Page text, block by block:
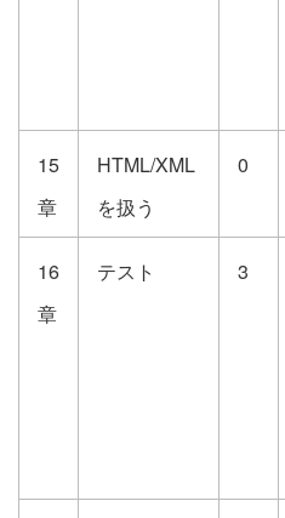
15
章
HTML/XML
を扱う
0
16
章
テスト 3